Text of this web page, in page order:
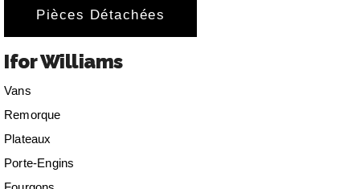
Pièces Détachées
Ifor Williams
Vans
Remorque
Plateaux
Porte-Engins